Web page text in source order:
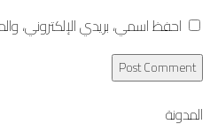
احفظ اسمي، بريدي الإلكتروني،
المدونة